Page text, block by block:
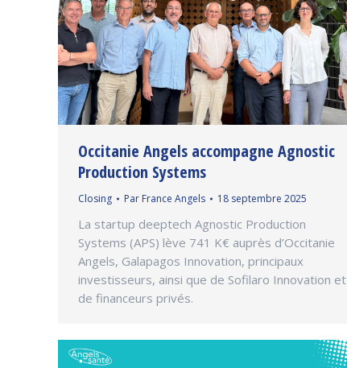
Occitanie Angels accompagne Agnostic
Production Systems
Closing Par France Angels 18 septembre 2025
La startup deeptech Agnostic Production
Systems (APS) lève 741 K€ auprès d’Occitanie
Angels, Galapagos Innovation, principaux
investisseurs, ainsi que de Sofilaro Innovation et
de financeurs privés.